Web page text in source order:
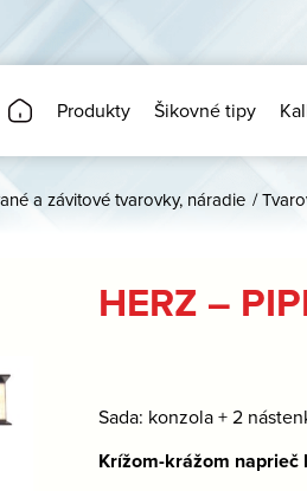
Produkty Šikovné tipy
a závitové tvarovky, náradie /
HERZ –
Sada: konzola + 2
Krížom-krážom naprieč